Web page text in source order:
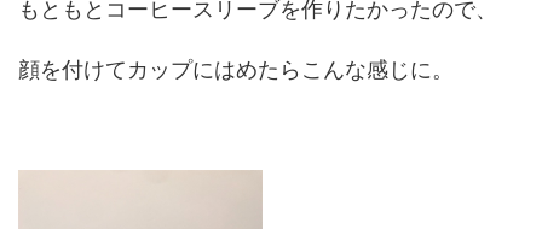
もともとコーヒースリーブを作りたかったので、
顔を付けてカップにはめたらこんな感じに。